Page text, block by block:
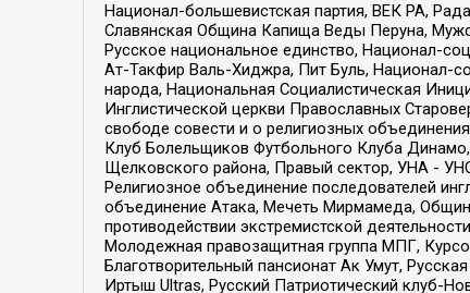
Национал-большевистская партия, ВЕК РА,
Славянская Община Капища Веды Перуна,
Русское национальное единство, Национал-
Ат-Такфир Валь-Хиджра, Пит Буль, Национал-
народа, Национальная Социалистическая
Инглистической церкви Православных
свободе совести и о религиозных
Клуб Болельщиков Футбольного Клуба
Щелковского района, Правый сектор, УНА -
Религиозное объединение последователей
объединение Атака, Мечеть Мирмамеда,
противодействии экстремистской
Молодежная правозащитная группа МПГ,
Благотворительный пансионат Ак Умут,
Иртыш Ultras, Русский Патриотический клуб-